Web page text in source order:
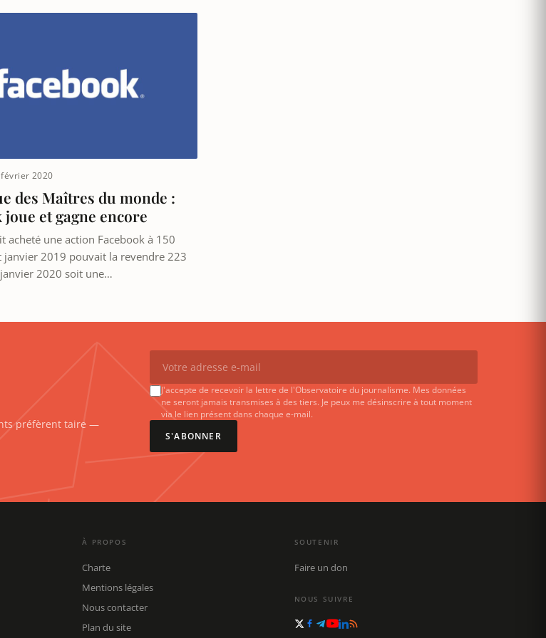
2020
des Maîtres du monde :
joue et gagne encore
acheté une action Facebook à 150
janvier 2019 pouvait la revendre 223
2020 soit une…
préfèrent taire —
J'accepte de recevoir la lettre de l'Observatoire du journalisme. Mes données
ne seront jamais transmises à des tiers. Je peux me désinscrire à tout moment
via le lien présent dans chaque e-mail.
S'ABONNER
À PROPOS
Charte
Mentions légales
Nous contacter
Plan du site
SOUTENIR
Faire un don
NOUS SUIVRE